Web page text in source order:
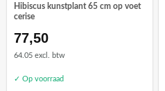
Hibiscus kunstplant 65 cm op voet
cerise
77,50
64.05 excl. btw
✓ Op voorraad